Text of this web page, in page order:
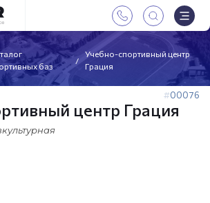
баз
Учебно-спортивный центр
Грация
00076
центр Грация